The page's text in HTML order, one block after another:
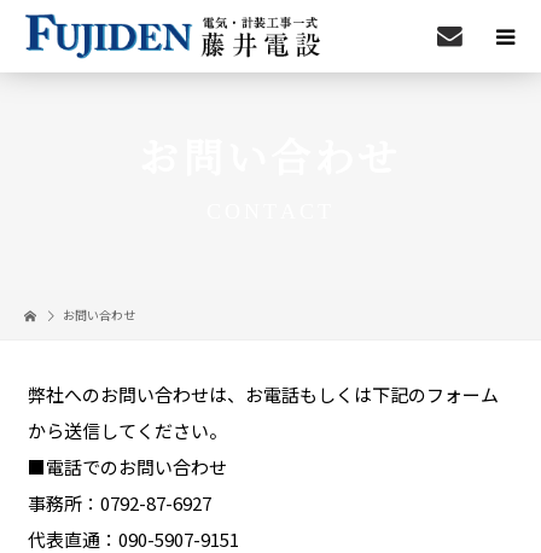
お問い合わせ
弊社へのお問い合わせは、お電話もしくは下記のフォーム
から送信してください。
■電話でのお問い合わせ
事務所： 0792-87-6927
代表直通： 090-5907-9151